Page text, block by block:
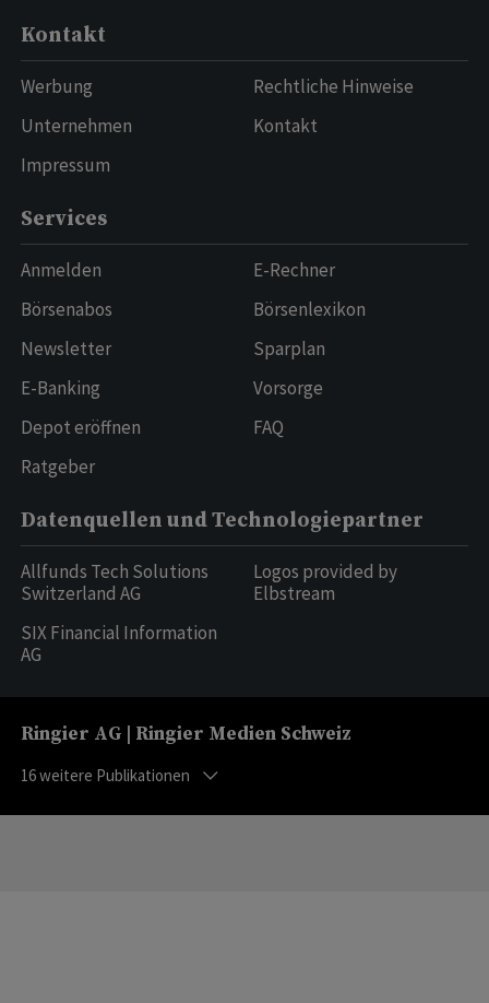
Kontakt
Werbung
Unternehmen
Impressum
Rechtliche Hinweise
Kontakt
Services
Anmelden
Börsenabos
Newsletter
E-Banking
Depot eröffnen
Ratgeber
E-Rechner
Börsenlexikon
Sparplan
Vorsorge
FAQ
Datenquellen und Technologiepartner
Allfunds Tech Solutions
Switzerland AG
SIX Financial Information
AG
Logos provided by
Elbstream
Ringier AG | Ringier Medien Schweiz
16weitere Publikationen